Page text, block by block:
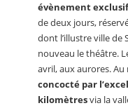
évènement
de deux jours,
dont l’illustre ville de
nouveau le théâtre.
avril, aux aurores.
concocté par
kilomètresvia la